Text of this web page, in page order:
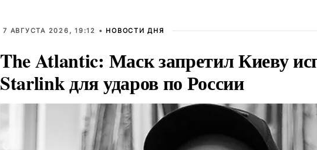
7 АВГУСТА 2026, 19:12 • НОВОСТИ ДНЯ
The Atlantic: Маск запретил Киеву
Starlink для ударов по России